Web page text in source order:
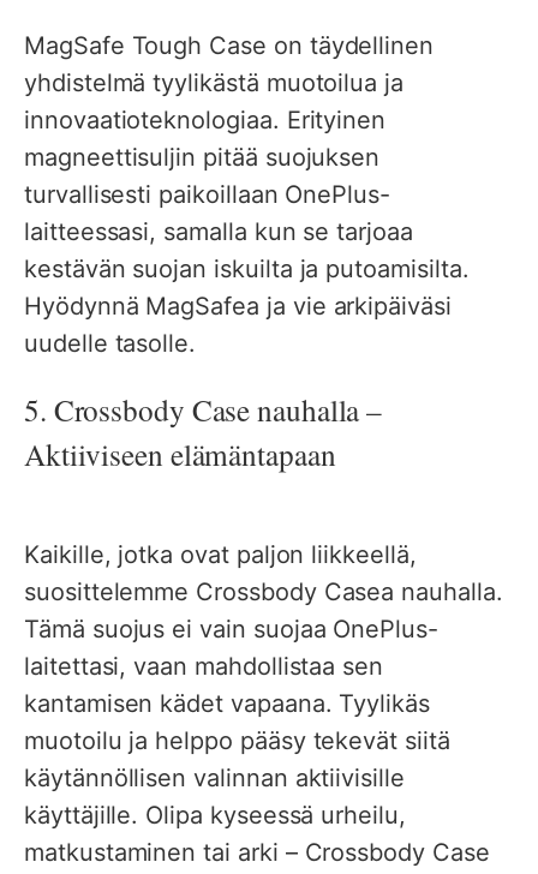
MagSafe Tough Case on täydellinen
yhdistelmä tyylikästä muotoilua ja
innovaatioteknologiaa. Erityinen
magneettisuljin pitää suojuksen
turvallisesti paikoillaan OnePlus-
laitteessasi, samalla kun se tarjoaa
kestävän suojan iskuilta ja putoamisilta.
Hyödynnä MagSafea ja vie arkipäiväsi
uudelle tasolle.
5. Crossbody Case nauhalla –
Aktiiviseen elämäntapaan
Kaikille, jotka ovat paljon liikkeellä,
suosittelemme Crossbody Casea nauhalla.
Tämä suojus ei vain suojaa OnePlus-
laitettasi, vaan mahdollistaa sen
kantamisen kädet vapaana. Tyylikäs
muotoilu ja helppo pääsy tekevät siitä
käytännöllisen valinnan aktiivisille
käyttäjille. Olipa kyseessä urheilu,
matkustaminen tai arki – Crossbody Case